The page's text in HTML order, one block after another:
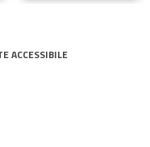
ACCESSIBILE